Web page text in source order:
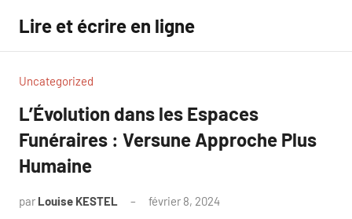
contenu
Lire et écrire en ligne
Uncategorized
L’Évolution dans les Espaces
Funéraires : Versune Approche Plus
Humaine
par Louise KESTEL février 8, 2024